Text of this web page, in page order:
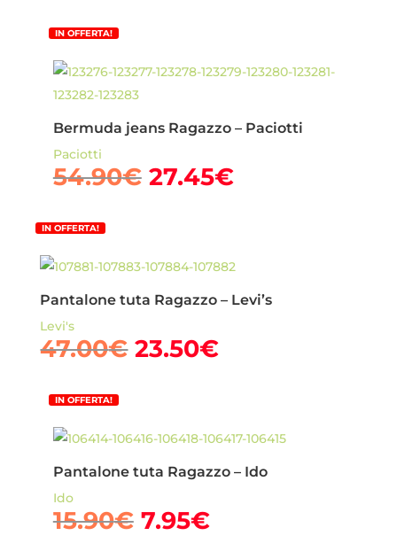
IN OFFERTA!
Bermuda jeans Ragazzo – Paciotti
Paciotti
54.90€ Il
54.90€.
27.45€Il
27.45€.
IN OFFERTA!
Pantalone tuta Ragazzo – Levi’s
Levi's
47.00€ Il
47.00€.
23.50€Il
23.50€.
IN OFFERTA!
Pantalone tuta Ragazzo – Ido
Ido
15.90€ Il
7.95€Il